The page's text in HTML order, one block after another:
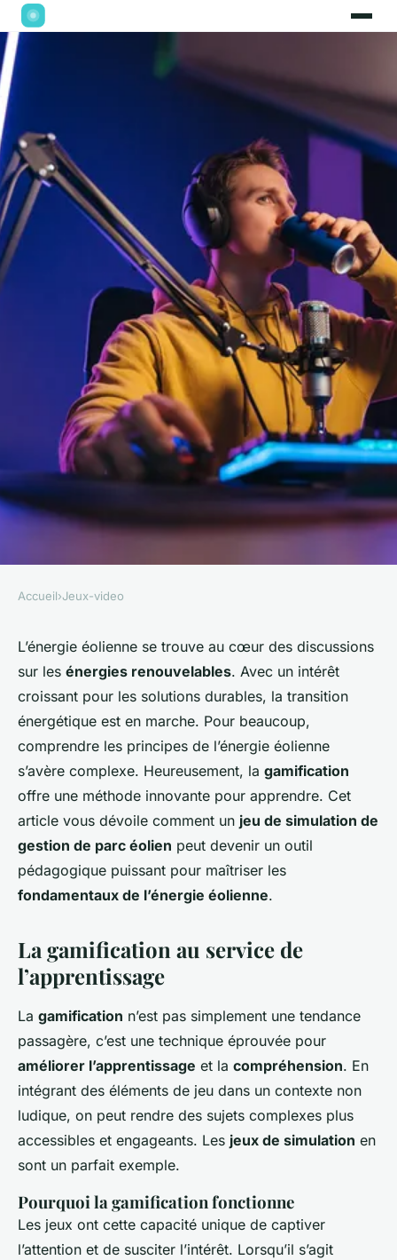
Comment un jeu de
simulation de gestion de parc
éolien peut-il enseigner les
principes de l'énergie
éolienne?
Accueil›Jeux-video
L’énergie éolienne se trouve au cœur des discussions
sur les énergies renouvelables. Avec un intérêt
croissant pour les solutions durables, la transition
énergétique est en marche. Pour beaucoup,
comprendre les principes de l’énergie éolienne
s’avère complexe. Heureusement, la gamification
offre une méthode innovante pour apprendre. Cet
article vous dévoile comment un jeu de simulation de
gestion de parc éolien peut devenir un outil
pédagogique puissant pour maîtriser les
fondamentaux de l’énergie éolienne.
La gamification au service de
l’apprentissage
La gamification n’est pas simplement une tendance
passagère, c’est une technique éprouvée pour
améliorer l’apprentissage et la compréhension. En
intégrant des éléments de jeu dans un contexte non
ludique, on peut rendre des sujets complexes plus
accessibles et engageants. Les jeux de simulation en
sont un parfait exemple.
Pourquoi la gamification fonctionne
Les jeux ont cette capacité unique de captiver
l’attention et de susciter l’intérêt. Lorsqu’il s’agit